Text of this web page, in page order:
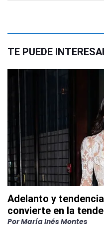
TE PUEDE
Adelanto y
convierte en la
PorMaría Inés Montes